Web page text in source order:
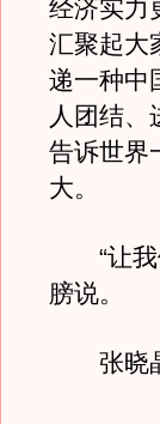
经济实力
汇聚起大
递一种中
人团结、
告诉世界
大。
“让我
膀说。
张晓晶